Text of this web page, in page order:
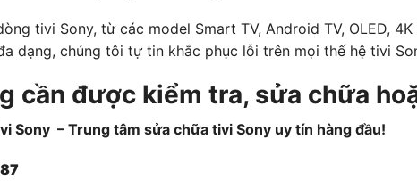
tivi Sony, từ các model Smart TV, Android TV, OLED,
dạng, chúng tôi tự tin khắc phục lỗi trên mọi thế hệ tivi
cần được kiểm tra, sửa chữa
Sony – Trung tâm sửa chữa tivi Sony uy tín hàng đầu!